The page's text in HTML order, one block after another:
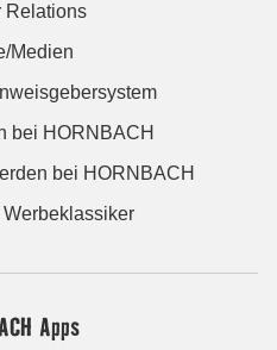
Relations
Medien
bei HORNBACH
bei HORNBACH
Apps